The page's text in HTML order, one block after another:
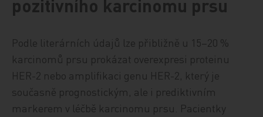
pozitivního karcinomu prsu
Podle literárních údajů lze přibližně u 15–20 %
karcinomů prsu prokázat overexpresi proteinu
HER-2 nebo amplifikaci genu HER-2, který je
současně prognostickým, ale i prediktivním
markerem v léčbě karcinomu prsu. Pacientky